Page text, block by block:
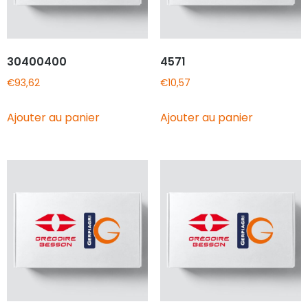
30400400
€93,62
Ajouter au panier
4571
€10,57
Ajouter au panier